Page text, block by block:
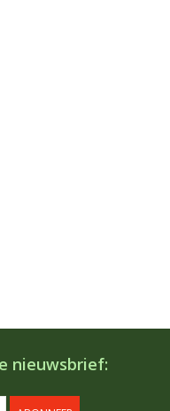
nieuwsbrief: